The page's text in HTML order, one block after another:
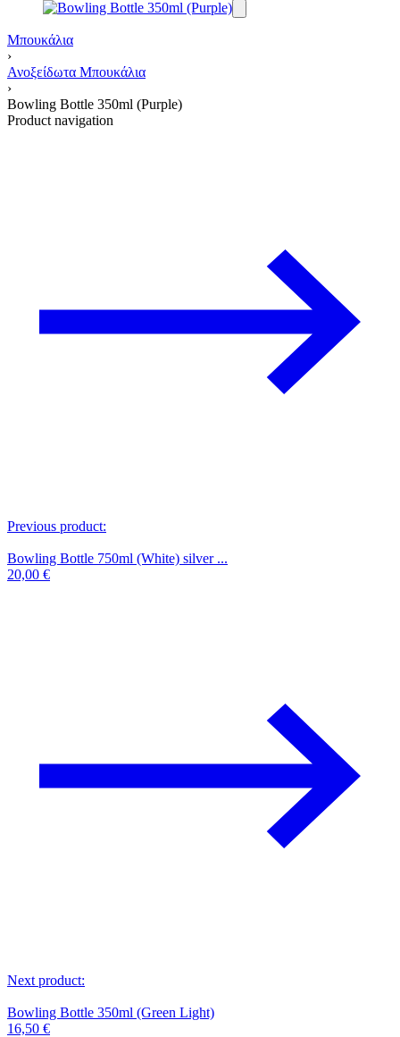
Μπουκάλια
›
Ανοξείδωτα Μπουκάλια
›
Bowling Bottle 350ml (Purple)
Product navigation
Previous product:
Bowling Bottle 750ml (White) silver ...
20,00 €
Next product:
Bowling Bottle 350ml (Green Light)
16,50 €